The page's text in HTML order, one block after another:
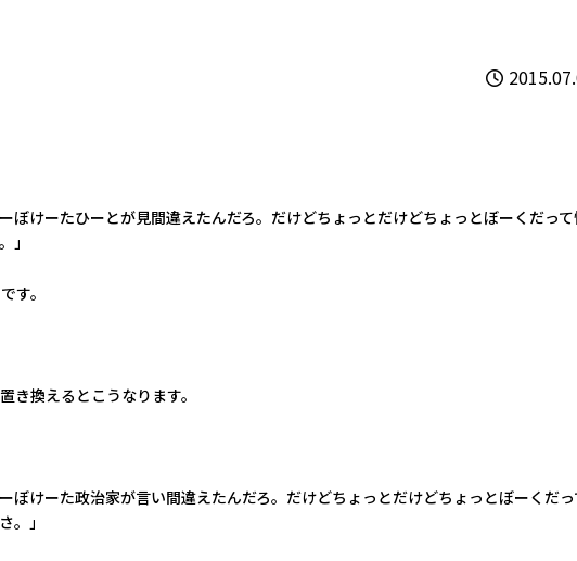
ぼけーたひーとが見間違えたんだろ。だけどちょっとだけどちょっとぼーくだっ
」
す。
き換えるとこうなります。
ぼけーた政治家が言い間違えたんだろ。だけどちょっとだけどちょっとぼーくだ
。」